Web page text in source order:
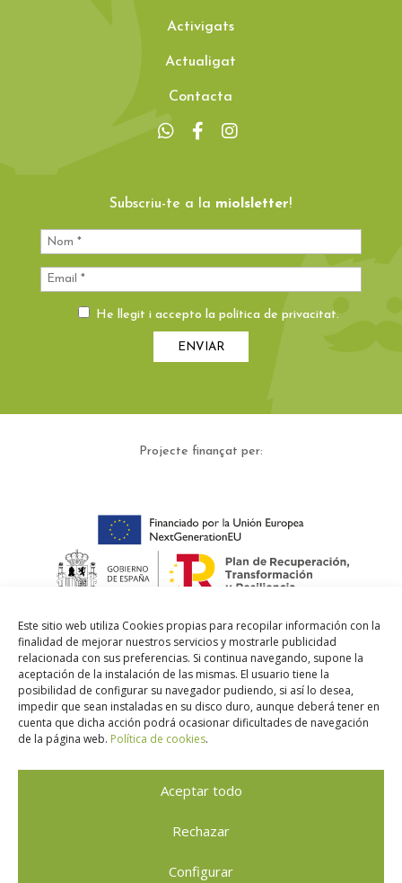
Este sitio web utiliza Cookies propias para recopilar información con la
finalidad de mejorar nuestros servicios y mostrarle publicidad
relacionada con sus preferencias. Si continua navegando, supone la
aceptación de la instalación de las mismas. El usuario tiene la
posibilidad de configurar su navegador pudiendo, si así lo desea,
impedir que sean instaladas en su disco duro, aunque deberá tener en
cuenta que dicha acción podrá ocasionar dificultades de navegación
de la página web. Política de cookies.
Aceptar todo
Rechazar
Configurar
Activigats
Actualigat
Contacta
Subscriu-te a la miolsletter!
He llegit i accepto lapolítica de privacitat.
Projecte finançat per:
Política de Privacitat|Política de Cookies